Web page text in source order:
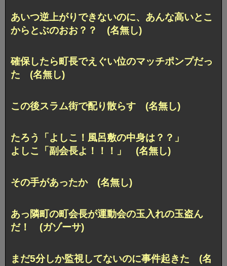
あいつ逆上がりできないのに、あんな高いとこ
からとぶのおお？？ (名無し)
確保したら町長でえぐい位のマッチポンプだっ
た (名無し)
この後スラム街で配り散らす (名無し)
たろう「よしこ！風呂敷の中身は？？」
よしこ「副会長よ！！！」 (名無し)
その手があったか (名無し)
あっ隣町の町会長が運動会の玉入れの玉盗ん
だ！ (ガゾーサ)
まだ5分しか監視してないのに事件起きた (名